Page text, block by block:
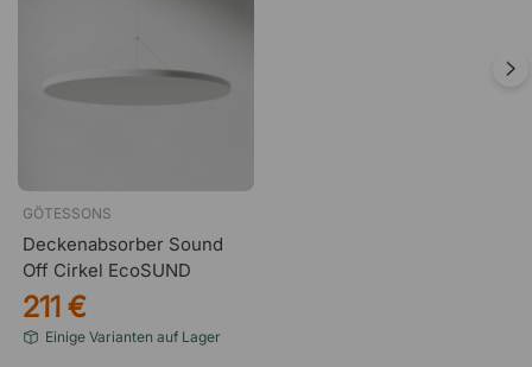
GÖTESSONS
Deckenabsorber Sound
Off Cirkel EcoSUND
211 €
Einige Varianten auf Lager